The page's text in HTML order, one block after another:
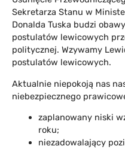
Sekretarza Stanu w
Donalda Tuska budzi
postulatów lewicowych
politycznej. Wzywamy
postulatów lewicowych.
Aktualnie niepokoją nas
niebezpiecznego
zaplanowany niski
roku;
niezadowalający